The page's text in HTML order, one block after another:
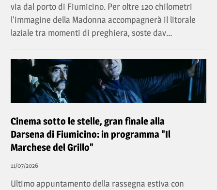
via dal porto di Fiumicino. Per oltre 120 chilometri
l'immagine della Madonna accompagnerà il litorale
laziale tra momenti di preghiera, soste dav...
Cinema sotto le stelle, gran finale alla
Darsena di Fiumicino: in programma "Il
Marchese del Grillo"
11/07/2026
Ultimo appuntamento della rassegna estiva con